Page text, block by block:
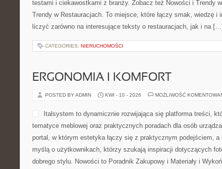
testami i ciekawostkami z branży. Zobacz też Nowości i Trendy
Trendy w Restauracjach. To miejsce, które łączy smak, wiedzę i
liczyć zarówno na interesujące teksty o restauracjach, jak i na
CATEGORIES: NIERUCHOMOŚCI
ERGONOMIA I KOMFORT
POSTED BY ADMIN KWI - 10 - 2026 MOŻLIWOŚĆ
Italsystem to dynamicznie rozwijająca się platforma treści,
tematyce meblowej oraz praktycznych poradach dla osób
portal, w którym estetyka łączy się z praktycznym podejściem,
myślą o użytkownikach, którzy szukają inspiracji dotyczących
dobrego stylu. Nowości to Poradnik Zakupowy i Materiały i